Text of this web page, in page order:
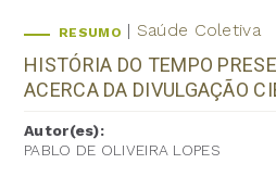
RESUMO Saúde Coletiva
HISTÓRIA DO TEMPO
ACERCA DA DIVULGAÇÃO
Autor(es):
PABLO DE OLIVEIRA LOPES